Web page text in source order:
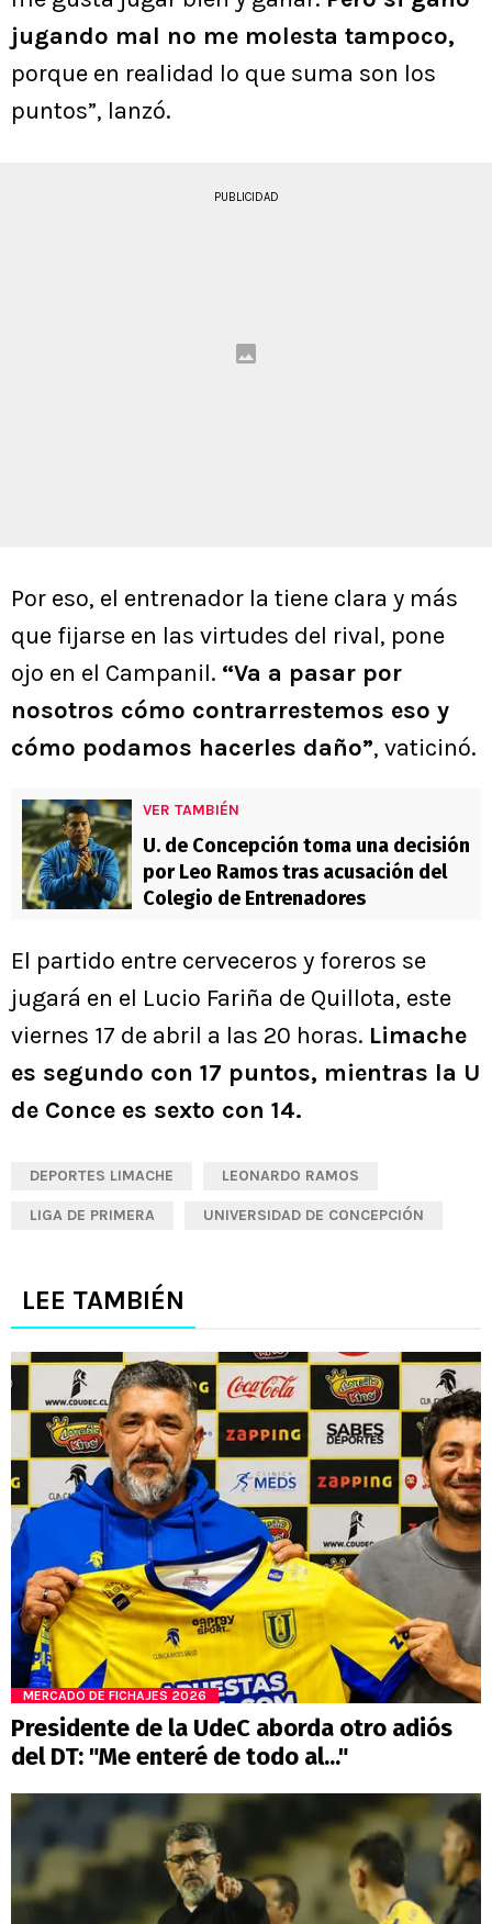
jugando mal no me molesta tampoco,
porque en realidad lo que suma son los
puntos”, lanzó.
PUBLICIDAD
Por eso, el entrenador la tiene clara y más
que fijarse en las virtudes del rival, pone
ojo en el Campanil. “Va a pasar por
nosotros cómo contrarrestemos eso y
cómo podamos hacerles daño”, vaticinó.
VER TAMBIÉN
U. de Concepción toma una decisión
por Leo Ramos tras acusación del
Colegio de Entrenadores
El partido entre cerveceros y foreros se
jugará en el Lucio Fariña de Quillota, este
viernes 17 de abril a las 20 horas. Limache
es segundo con 17 puntos, mientras la U
de Conce es sexto con 14.
DEPORTES LIMACHE LEONARDO RAMOS
LIGA DE PRIMERA UNIVERSIDAD DE CONCEPCIÓN
LEE TAMBIÉN
MERCADO DE FICHAJES 2026
Presidente de la UdeC aborda otro adiós
del DT: "Me enteré de todo al..."